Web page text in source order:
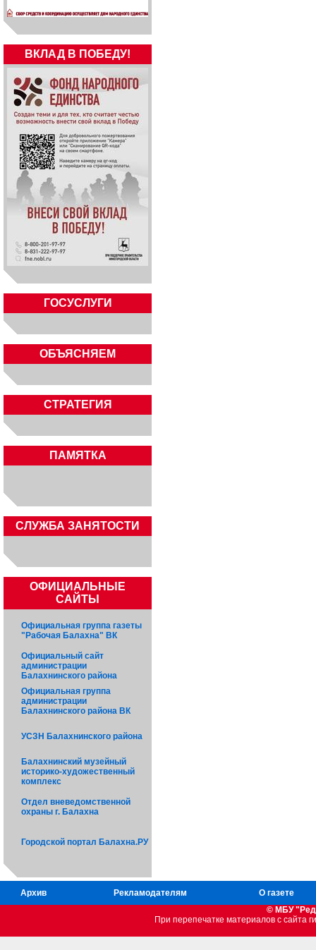
ВКЛАД В ПОБЕДУ!
ГОСУСЛУГИ
ОБЪЯСНЯЕМ
СТРАТЕГИЯ
ПАМЯТКА
CЛУЖБА ЗАНЯТОСТИ
ОФИЦИАЛЬНЫЕ
САЙТЫ
Официальная группа газеты
"Рабочая Балахна" ВК
Официальный сайт
администрации
Балахнинского района
Официальная группа
администрации
Балахнинского района ВК
УСЗН Балахнинского района
Балахнинский музейный
историко-художественный
комплекс
Отдел вневедомственной
охраны г. Балахна
Городской портал Балахна.РУ
Архив Рекламодателям
О газете
© МБУ
При перепечатке материалов c сайта